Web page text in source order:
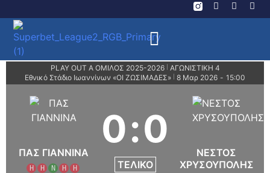
PLAY OUT A ΟΜΙΛΟΣ 2025-2026
ΑΓΩΝΙΣΤΙΚΗ 4
Εθνικό Στάδιο Ιωαννίνων «ΟΙ ΖΩΣΙΜΑΔΕΣ» 8 Μαρ 2026 - 15:00
ΠΑΣ ΓΙΑΝΝΙΝΑ
Η Η Ν Η Η
0:0
ΤΕΛΙΚΌ
ΝΕΣΤΟΣ
ΧΡΥΣΟΥΠΟΛΗΣ